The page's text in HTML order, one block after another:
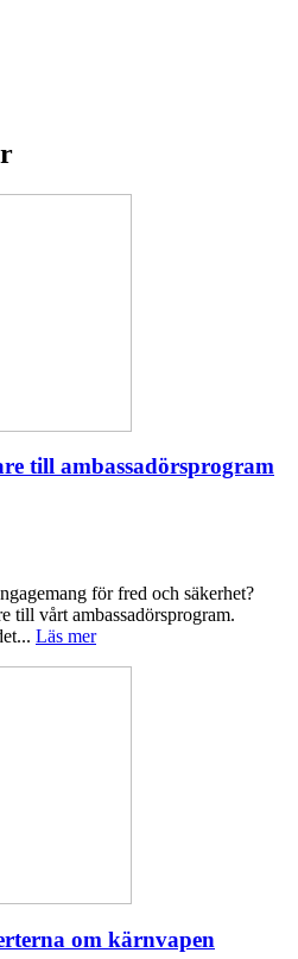
till ambassadörsprogram
för fred och säkerhet?
till vårt ambassadörsprogram.
Läs mer
om kärnvapen